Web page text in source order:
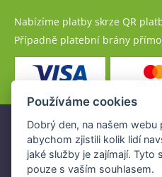
Nabízíme platby skrze QR
Případně platební brány
Pojistné produkty
www.POJISTENI.cz, a.s. na
národní
Používáme cookies
Dobrý den, na našem
abychom zjistili kolik lidí
jaké služby je zajímají.
pouze s vaším souhlasem.